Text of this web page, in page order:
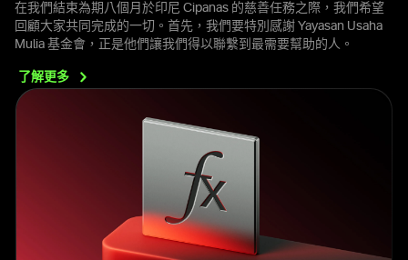
在我們結束為期八個月於印尼 Cipanas 的慈善任務之際，我們希望
回顧大家共同完成的一切。首先，我們要特別感謝 Yayasan Usaha
Mulia 基金會，正是他們讓我們得以聯繫到最需要幫助的人。
了解更多